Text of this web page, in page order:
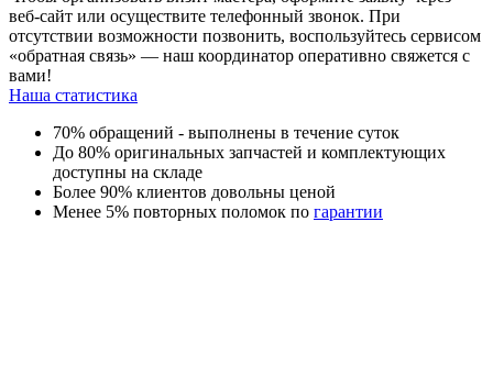
веб-сайт или осуществите телефонный звонок. При
отсутствии возможности позвонить, воспользуйтесь сервисом
«обратная связь» — наш координатор оперативно свяжется с
вами!
Наша статистика
70% обращений - выполнены в течение суток
До 80% оригинальных запчастей и комплектующих
доступны на складе
Более 90% клиентов довольны ценой
Менее 5% повторных поломок по гарантии